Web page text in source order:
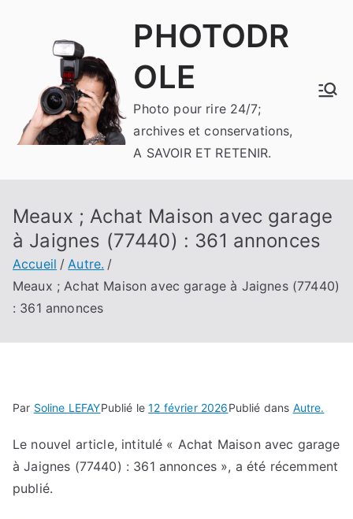
PHOTODR
OLE
Photo pour rire 24/7;
archives et conservations,
A SAVOIR ET RETENIR.
Meaux ; Achat Maison avec garage
à Jaignes (77440) : 361 annonces
Accueil
Autre.
Meaux ; Achat Maison avec garage à Jaignes (77440)
: 361 annonces
Par Soline LEFAYPublié le12 février 2026Publié dans Autre.
Le nouvel article, intitulé « Achat Maison avec garage
à Jaignes (77440) : 361 annonces », a été récemment
publié.